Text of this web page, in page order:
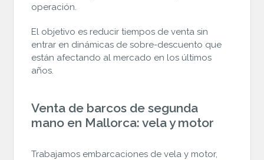
operación.
El objetivo es reducir tiempos de venta sin
entrar en dinámicas de sobre-descuento que
están afectando al mercado en los últimos
años.
Venta de barcos de segunda
mano en Mallorca: vela y motor
Trabajamos embarcaciones de vela y motor,